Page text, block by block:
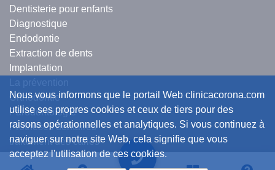
Dentisterie pour enfants
Diagnostique
Endodontie
Extraction de dents
Implantation
Orthodontie
Parodontologie
Prothèses dentaires
traitement des caries
Nous vous informons que le portail Web clinicacorona.com
utilise ses propres cookies et ceux de tiers pour des
raisons opérationnelles et analytiques. Si vous continuez à
naviguer sur notre site Web, cela signifie que vous
acceptez l'utilisation de ces cookies.